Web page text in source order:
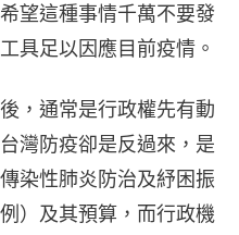
望這種事情千萬不要發
具足以因應目前疫情。
，通常是行政權先有動
灣防疫卻是反過來，是
染性肺炎防治及紓困振
）及其預算，而行政機